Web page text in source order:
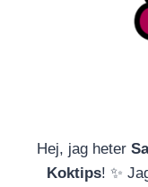
Hej, jag heter
Koktips! ✨